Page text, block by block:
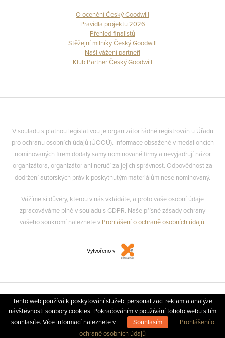
O ocenění Český Goodwill
Pravidla projektu 2026
Přehled finalistů
Stěžejní milníky Český Goodwill
Naši vážení partneři
Klub Partner Český Goodwill
V souladu s platnou legislativou je organizátor řádně registrován u Úřadu
pro ochranu osobních údajů (ÚOOÚ). Informace obsažené v medailoncích
nominovaných firem dodaly samy nominované firmy a nevyjadřují názor
organizátora, organizátor ani neručí za jejich správnost. Odpovědnost za
dodržení autorských práv k poskytnutým materiálům nese nominovaný.
Vážíme si důvěry, kterou v nás vkládáte, a proto vaše osobní údaje
zpracováváme plně v souladu s GDPR. Naše přísné zásady ochrany
vašeho soukromí naleznete v Prohlášení o ochraně osobních údajů.
Vytvořeno v
Tento web používá k poskytování služeb, personalizaci reklam a analýze
návštěvnosti soubory cookies. Pokračováním v používání tohoto webu s tím
souhlasíte. Více informací naleznete v
Souhlasím
Prohlášení o
ochraně osobních údajů